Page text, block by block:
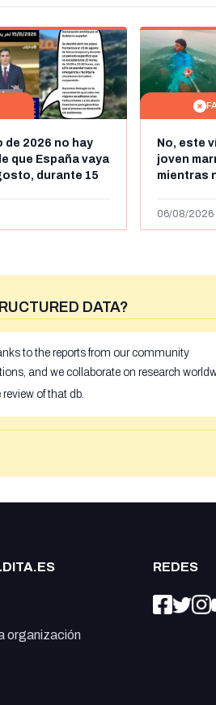
de 2026 no hay
que España vaya
durante 15
No, este
joven
mientras
más de
06/08/2026
DATA?
to the reports from our community
and we collaborate on research
of that db.
organización
REDES